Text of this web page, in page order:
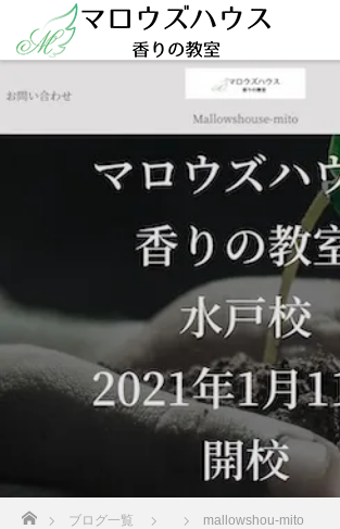
ブログ一覧 mallowshou-mito